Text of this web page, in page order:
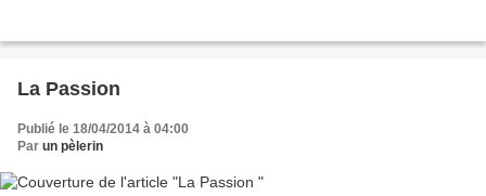
La Passion
Publié le 18/04/2014 à 04:00
Par un pèlerin